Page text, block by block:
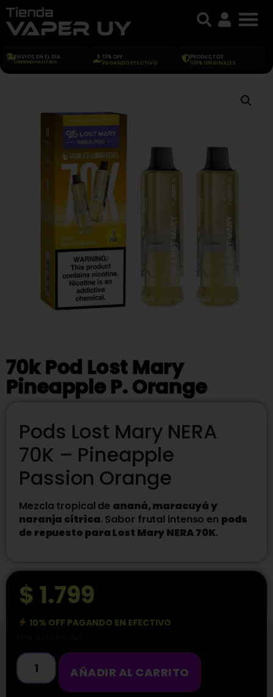
ENVIOS EN EL DIA
COMPRANDO HASTA 18HS
10% OFF
PAGANDO EFECTIVO
PRODUCTOS
100% ORIGINALES
70k Pod Lost Mary
Pineapple P. Orange
Pods Lost Mary NERA
70K – Pineapple
Passion Orange
Mezcla tropical de ananá, maracuyá y
naranja cítrica. Sabor frutal intenso en pods
de repuesto para Lost Mary NERA 70K.
$ 1.799
10% OFF PAGANDO EN EFECTIVO
AÑADIR AL CARRITO